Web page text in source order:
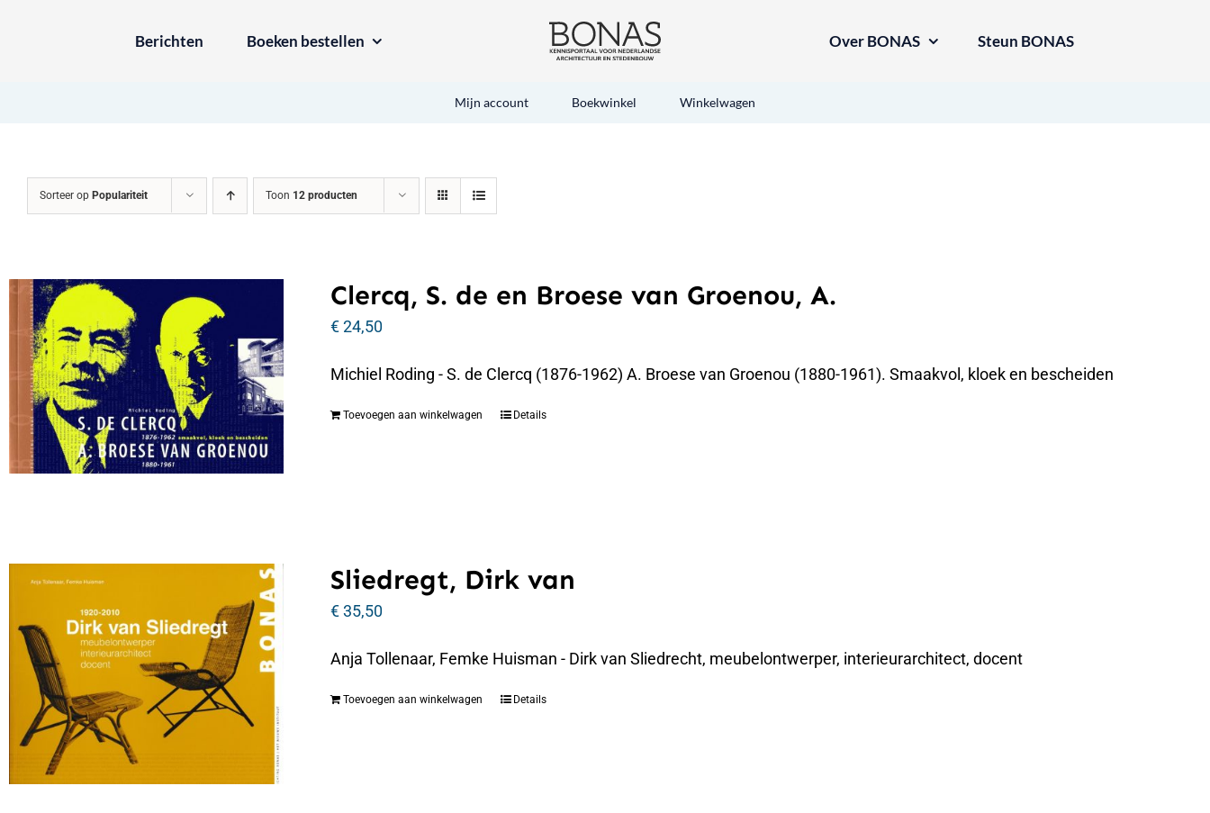
Berichten Boeken bestellen Over BONAS Steun BONAS
Mijn account Boekwinkel Winkelwagen
Sorteer op Populariteit Toon 12 producten
Clercq, S. de en Broese van Groenou, A.
€24,50
Michiel Roding - S. de Clercq (1876-1962) A. Broese van Groenou (1880-1961). Smaakvol, kloek en bescheiden
Toevoegen aan winkelwagen Details
Sliedregt, Dirk van
€35,50
Anja Tollenaar, Femke Huisman - Dirk van Sliedrecht, meubelontwerper, interieurarchitect, docent
Toevoegen aan winkelwagen Details